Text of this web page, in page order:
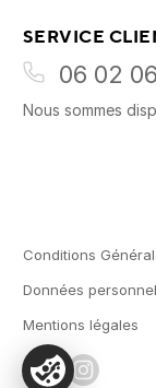
SERVICE
06 02
Nous sommes
Conditions
Données
Mentions légales